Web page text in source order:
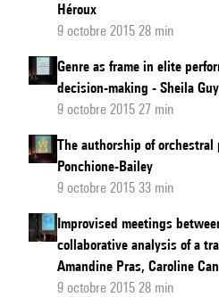
Héroux
9 octobre 2015 28 min
Genre as frame in elite
decision-making - Sheila
9 octobre 2015 27 min
The authorship of orchestral
Ponchione-Bailey
9 octobre 2015 33 min
Improvised meetings
collaborative analysis of a
Amandine Pras, Caroline
9 octobre 2015 28 min